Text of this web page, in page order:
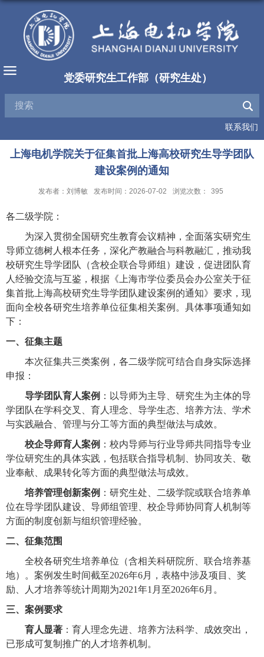
党委研究生工作部（研究生处）
联系我们
上海电机学院关于征集首批上海高校研究生导学团队
建设案例的通知
发布者：刘博敏 发布时间：2026-07-02 浏览次数： 395
各二级学院：
为深入贯彻全国研究生教育会议精神，全面落实研究生
导师立德树人根本任务，深化产教融合与科教融汇，推动我
校研究生导学团队（含校企联合导师组）建设，促进团队育
人经验交流与互鉴，根据《上海市学位委员会办公室关于征
集首批上海高校研究生导学团队建设案例的通知》要求，现
面向全校各研究生培养单位征集相关案例。具体事项通知如
下：
一、征集主题
本次征集共三类案例，各二级学院可结合自身实际选择
申报：
导学团队育人案例 ：以导师为主导、研究生为主体的导
学团队在学科交叉、育人理念、导学生态、培养方法、学术
与实践融合、管理与分工等方面的典型做法与成效。
校企导师育人案例 ：校内导师与行业导师共同指导专业
学位研究生的具体实践，包括联合指导机制、协同攻关、敬
业奉献、成果转化等方面的典型做法与成效。
培养管理创新案例 ：研究生处、二级学院或联合培养单
位在导学团队建设、导师组管理、校企导师协同育人机制等
方面的制度创新与组织管理经验。
二、征集范围
全校各研究生培养单位（含相关科研院所、联合培养基
地）。案例发生时间截至2026年6月，表格中涉及项目、奖
励、人才培养等统计周期为2021年1月至2026年6月。
三、案例要求
育人显著 ：育人理念先进、培养方法科学、成效突出，
已形成可复制推广的人才培养机制。